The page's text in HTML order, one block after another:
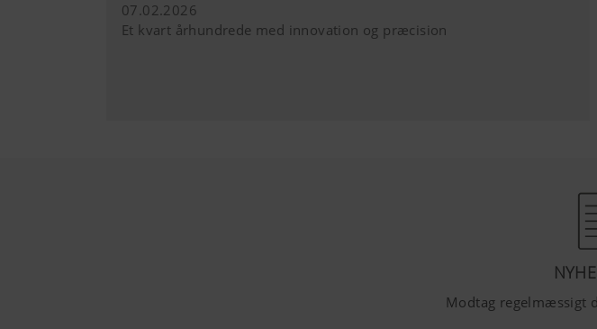
07.02.2026
Et kvart århundrede med innovation og præcision
Modtag regelmæssigt